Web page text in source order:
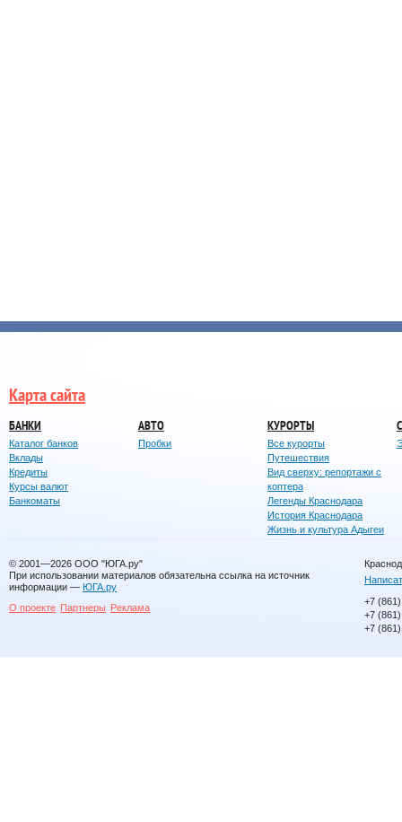
Карта сайта
БАНКИ
Каталог банков
Вклады
Кредиты
Курсы валют
Банкоматы
АВТО
Пробки
КУРОРТЫ
Все курорты
Путешествия
Вид сверху: репортажи с
коптера
Легенды Краснодара
История Краснодара
Жизнь и культура Адыгеи
© 2001—2026 ООО "ЮГА.ру"
При использовании материалов обязательна ссылка на источник
информации — ЮГА.ру
О проекте Партнеры Реклама
+7
+7
+7